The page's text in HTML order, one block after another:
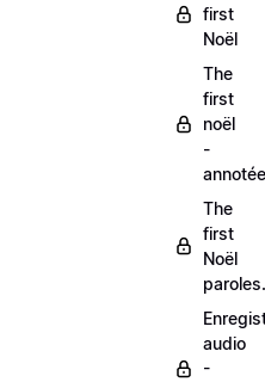
first
Noël
The
first
noël
-
The
first
Noël
audio
-